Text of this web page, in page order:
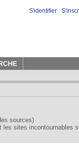
S'identifier -
sources)
sites incontournables